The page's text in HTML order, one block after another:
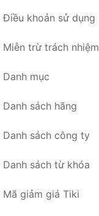
Điều khoản sử dụng
Miễn trừ trách nhiệm
Danh mục
Danh sách hãng
Danh sách công ty
Danh sách từ khóa
Mã giảm giá Tiki